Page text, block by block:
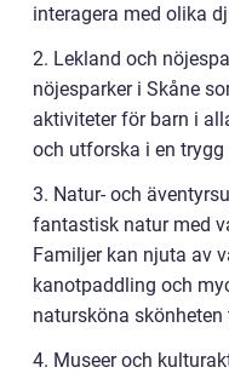
interagera med olika
2. Lekland och
nöjesparker i Skåne
aktiviteter för barn i
och utforska i en
3. Natur- och
fantastisk natur med
Familjer kan njuta av
kanotpaddling och
natursköna
4. Museer och